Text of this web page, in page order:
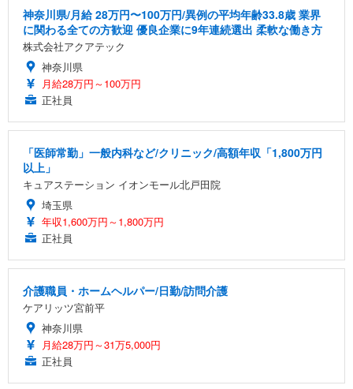
神奈川県/月給 28万円〜100万円/異例の平均年齢33.8歳 業界
に関わる全ての方歓迎 優良企業に9年連続選出 柔軟な働き方
株式会社アクアテック
神奈川県
月給28万円～100万円
正社員
「医師常勤」一般内科など/クリニック/高額年収「1,800万円
以上」
キュアステーション イオンモール北戸田院
埼玉県
年収1,600万円～1,800万円
正社員
介護職員・ホームヘルパー/日勤/訪問介護
ケアリッツ宮前平
神奈川県
月給28万円～31万5,000円
正社員